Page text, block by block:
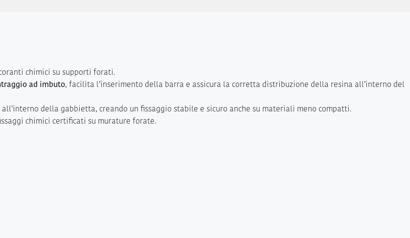
chimici su supporti forati.
ad imbuto, facilita l’inserimento della barra e assicura la corretta distribuzione della resina all’interno del
della gabbietta, creando un fissaggio stabile e sicuro anche su materiali meno compatti.
chimici certificati su murature forate.